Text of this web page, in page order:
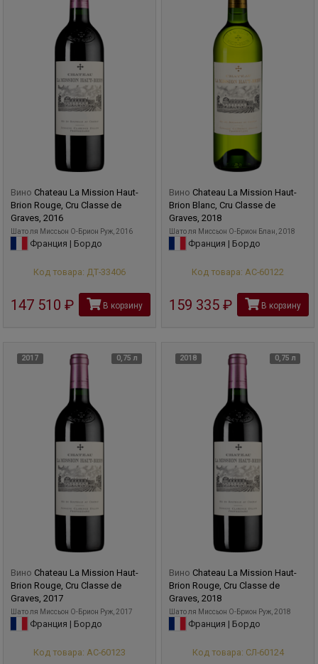
Вино Chateau La Mission Haut-
Brion Rouge, Cru Classe de
Graves, 2016
Шато ля Миcсьон О-Брион Руж, 2016
Франция | Бордо
Код товара: ДТ-33406
147 510 рубВ корзину
Вино Chateau La Mission Haut-
Brion Blanc, Cru Classe de
Graves, 2018
Шато ля Миcсьон О-Брион Блан, 2018
Франция | Бордо
Код товара: АС-60122
159 335 рубВ корзину
2017 0,75 л
Вино Chateau La Mission Haut-
Brion Rouge, Cru Classe de
Graves, 2017
Шато ля Миcсьон О-Брион Руж, 2017
Франция | Бордо
Код товара: АС-60123
2018 0,75 л
Вино Chateau La Mission Haut-
Brion Rouge, Cru Classe de
Graves, 2018
Шато ля Миcсьон О-Брион Руж, 2018
Франция | Бордо
Код товара: СЛ-60124